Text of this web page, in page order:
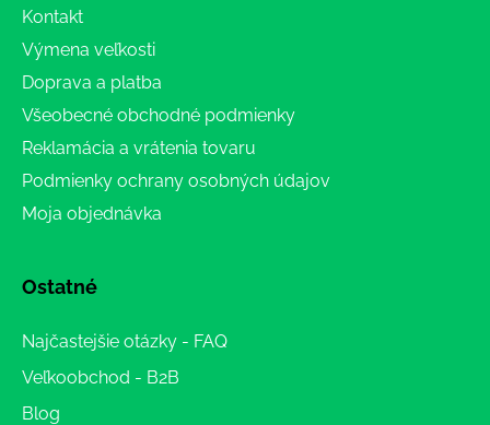
Kontakt
Výmena veľkosti
Doprava a platba
Všeobecné obchodné podmienky
Reklamácia a vrátenia tovaru
Podmienky ochrany osobných údajov
Moja objednávka
Ostatné
Najčastejšie otázky - FAQ
Veľkoobchod - B2B
Blog